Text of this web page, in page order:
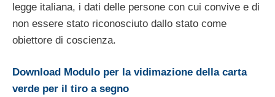
legge italiana, i dati delle persone con cui convive e di
non essere stato riconosciuto dallo stato come
obiettore di coscienza.
Download Modulo per la vidimazione della carta
verde per il tiro a segno